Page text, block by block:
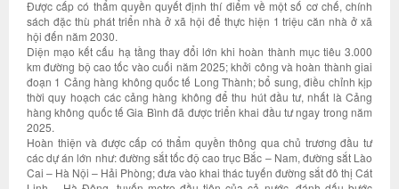
Được cấp có thẩm quyền quyết định thí điểm về một số cơ chế, chính
sách đặc thù phát triển nhà ở xã hội để thực hiện 1 triệu căn nhà ở xã
hội đến năm 2030.
Diện mạo kết cấu hạ tầng thay đổi lớn khi hoàn thành mục tiêu 3.000
km đường bộ cao tốc vào cuối năm 2025; khởi công và hoàn thành giai
đoạn 1 Cảng hàng không quốc tế Long Thành; bổ sung, điều chỉnh kịp
thời quy hoạch các cảng hàng không để thu hút đầu tư, nhất là Cảng
hàng không quốc tế Gia Bình đã được triển khai đầu tư ngay trong năm
2025.
Hoàn thiện và được cấp có thẩm quyền thông qua chủ trương đầu tư
các dự án lớn như: đường sắt tốc độ cao trục Bắc – Nam, đường sắt Lào
Cai – Hà Nội – Hải Phòng; đưa vào khai thác tuyến đường sắt đô thị Cát